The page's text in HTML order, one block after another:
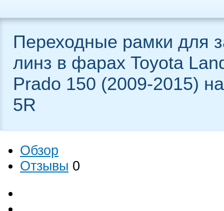
Переходные рамки для
линз в фарах Toyota
Prado 150 (2009-2015)
5R
Обзор
Отзывы 0